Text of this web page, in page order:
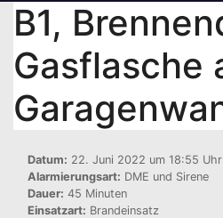
B1,
Gasflasche
Datum: 22. Juni 2022 um 18:55 Uhr
Alarmierungsart: DME und Sirene
Dauer: 45 Minuten
Einsatzart: Brandeinsatz